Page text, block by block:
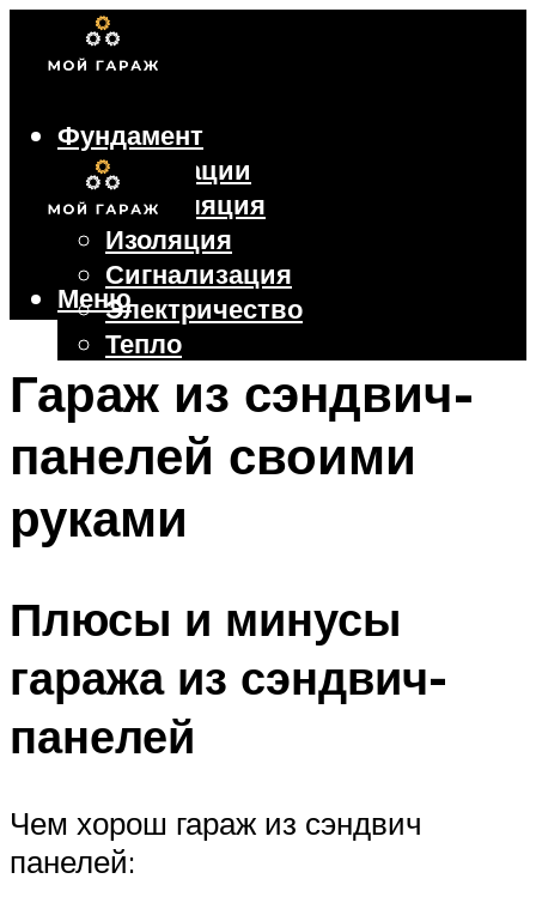
Фундамент
Коммуникации
Вентиляция
Изоляция
Сигнализация
Электричество
Тепло
Крыша
Ворота
Меню
Гараж из сэндвич-
панелей своими
руками
Плюсы и минусы
гаража из сэндвич-
панелей
Чем хорош гараж из сэндвич
панелей: